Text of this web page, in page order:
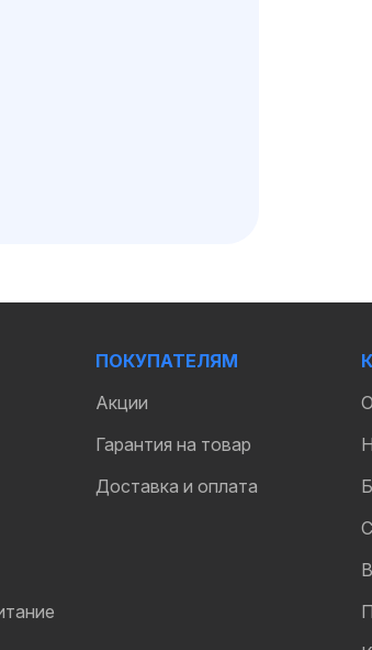
ПОКУПАТЕЛЯМ
Акции
Гарантия на товар
Доставка и оплата